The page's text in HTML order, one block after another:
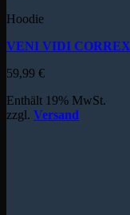
Hoodie
VENI VIDI
59,99 €
Enthält 19% MwSt.
zzgl. Versand